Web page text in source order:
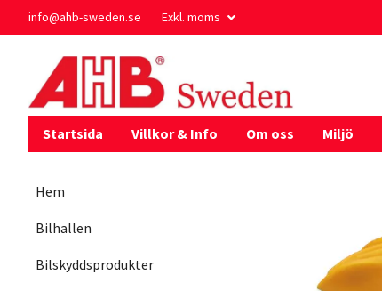
info@ahb-sweden.se Exkl. moms
Startsida Villkor & Info Om oss Miljö
Hem
Bilhallen
Bilskyddsprodukter